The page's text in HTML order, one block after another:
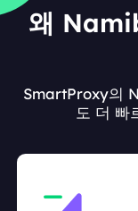
왜
SmartProxy의
도 더 빠